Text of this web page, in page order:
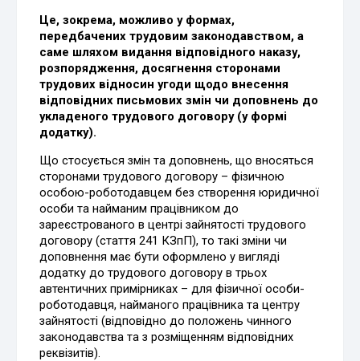
Це, зокрема, можливо у формах,
передбачених трудовим законодавством, а
саме шляхом видання відповідного наказу,
розпорядження, досягнення сторонами
трудових відносин угоди щодо внесення
відповідних письмових змін чи доповнень до
укладеного трудового договору (у формі
додатку).
Що стосується змін та доповнень, що вносяться
сторонами трудового договору – фізичною
особою-роботодавцем без створення юридичної
особи та найманим працівником до
зареєстрованого в центрі зайнятості трудового
договору (стаття 241 КЗпП), то такі зміни чи
доповнення має бути оформлено у вигляді
додатку до трудового договору в трьох
автентичних примірниках – для фізичної особи-
роботодавця, найманого працівника та центру
зайнятості (відповідно до положень чинного
законодавства та з розміщенням відповідних
реквізитів).